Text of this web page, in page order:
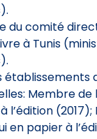
du comité
à Tunis
établissements
Membre de
l’édition
en papier à